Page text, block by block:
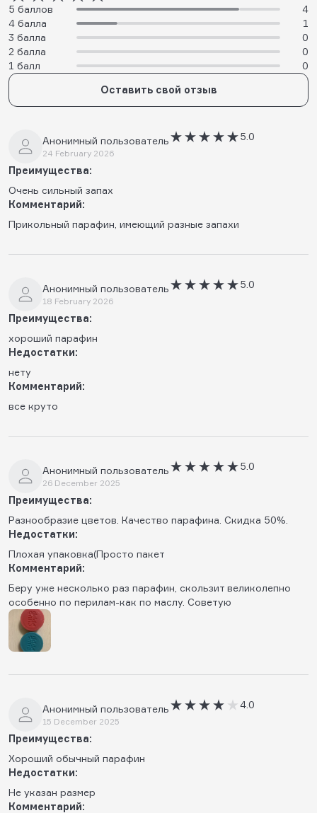
5 баллов
4
4 балла
1
3 балла
0
2 балла
0
1 балл
0
Оставить свой отзыв
Анонимный пользователь
24 February 2026
5.0
Преимущества:
Очень сильный запах
Комментарий:
Прикольный парафин, имеющий разные запахи
Анонимный пользователь
18 February 2026
5.0
Преимущества:
хороший парафин
Недостатки:
нету
Комментарий:
все круто
Анонимный пользователь
26 December 2025
5.0
Преимущества:
Разнообразие цветов. Качество парафина. Скидка 50%.
Недостатки:
Плохая упаковка(Просто пакет
Комментарий:
Беру уже несколько раз парафин, скользит великолепно
особенно по перилам-как по маслу. Советую
Анонимный пользователь
15 December 2025
4.0
Преимущества:
Хороший обычный парафин
Недостатки:
Не указан размер
Комментарий: